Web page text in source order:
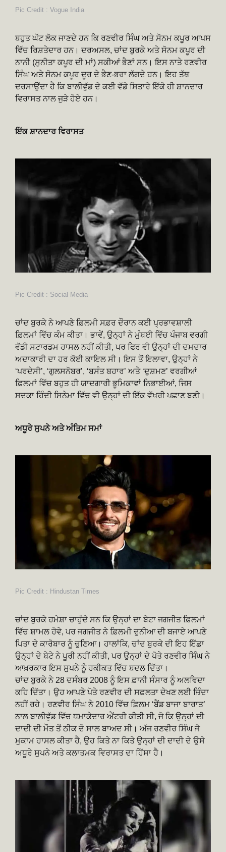
Pic Credit : Vogue India
ਬਹੁਤ ਘੱਟ ਲੋਕ ਜਾਣਦੇ ਹਨ ਕਿ ਰਣਵੀਰ ਸਿੰਘ ਅਤੇ ਸੋਨਮ ਕਪੂਰ ਆਪਸ
ਵਿੱਚ ਰਿਸ਼ਤੇਦਾਰ ਹਨ। ਦਰਅਸਲ, ਚਾਂਦ ਬੁਰਕੇ ਅਤੇ ਸੋਨਮ ਕਪੂਰ ਦੀ
ਨਾਨੀ (ਸੁਨੀਤਾ ਕਪੂਰ ਦੀ ਮਾਂ) ਸਕੀਆਂ ਭੈਣਾਂ ਸਨ। ਇਸ ਨਾਤੇ ਰਣਵੀਰ
ਸਿੰਘ ਅਤੇ ਸੋਨਮ ਕਪੂਰ ਦੂਰ ਦੇ ਭੈਣ-ਭਰਾ ਲੱਗਦੇ ਹਨ। ਇਹ ਤੱਥ
ਦਰਸਾਉਂਦਾ ਹੈ ਕਿ ਬਾਲੀਵੁੱਡ ਦੇ ਕਈ ਵੱਡੇ ਸਿਤਾਰੇ ਇੱਕੋ ਹੀ ਸ਼ਾਨਦਾਰ
ਵਿਰਾਸਤ ਨਾਲ ਜੁੜੇ ਹੋਏ ਹਨ।
ਇੱਕ ਸ਼ਾਨਦਾਰ ਵਿਰਾਸਤ
Pic Credit : Social Media
ਚਾਂਦ ਬੁਰਕੇ ਨੇ ਆਪਣੇ ਫ਼ਿਲਮੀ ਸਫ਼ਰ ਦੌਰਾਨ ਕਈ ਪ੍ਰਭਾਵਸ਼ਾਲੀ
ਫ਼ਿਲਮਾਂ ਵਿੱਚ ਕੰਮ ਕੀਤਾ। ਭਾਵੇਂ, ਉਨ੍ਹਾਂ ਨੇ ਮੁੰਬਈ ਵਿੱਚ ਪੰਜਾਬ ਵਰਗੀ
ਵੱਡੀ ਸਟਾਰਡਮ ਹਾਸਲ ਨਹੀਂ ਕੀਤੀ, ਪਰ ਫਿਰ ਵੀ ਉਨ੍ਹਾਂ ਦੀ ਦਮਦਾਰ
ਅਦਾਕਾਰੀ ਦਾ ਹਰ ਕੋਈ ਕਾਇਲ ਸੀ। ਇਸ ਤੋਂ ਇਲਾਵਾ, ਉਨ੍ਹਾਂ ਨੇ
‘ਪਰਦੇਸੀ’, ‘ਗੁਲਸਨੋਬਰ’, ‘ਬਸੰਤ ਬਹਾਰ’ ਅਤੇ ‘ਦੁਸ਼ਮਣ’ ਵਰਗੀਆਂ
ਫ਼ਿਲਮਾਂ ਵਿੱਚ ਬਹੁਤ ਹੀ ਯਾਦਗਾਰੀ ਭੂਮਿਕਾਵਾਂ ਨਿਭਾਈਆਂ, ਜਿਸ
ਸਦਕਾ ਹਿੰਦੀ ਸਿਨੇਮਾ ਵਿੱਚ ਵੀ ਉਨ੍ਹਾਂ ਦੀ ਇੱਕ ਵੱਖਰੀ ਪਛਾਣ ਬਣੀ।
ਅਧੂਰੇ ਸੁਪਨੇ ਅਤੇ ਅੰਤਿਮ ਸਮਾਂ
Pic Credit : Hindustan Times
ਚਾਂਦ ਬੁਰਕੇ ਹਮੇਸ਼ਾ ਚਾਹੁੰਦੇ ਸਨ ਕਿ ਉਨ੍ਹਾਂ ਦਾ ਬੇਟਾ ਜਗਜੀਤ ਫ਼ਿਲਮਾਂ
ਵਿੱਚ ਸ਼ਾਮਲ ਹੋਵੇ, ਪਰ ਜਗਜੀਤ ਨੇ ਫ਼ਿਲਮੀ ਦੁਨੀਆ ਦੀ ਬਜਾਏ ਆਪਣੇ
ਪਿਤਾ ਦੇ ਕਾਰੋਬਾਰ ਨੂੰ ਚੁਣਿਆ। ਹਾਲਾਂਕਿ, ਚਾਂਦ ਬੁਰਕੇ ਦੀ ਇਹ ਇੱਛਾ
ਉਨ੍ਹਾਂ ਦੇ ਬੇਟੇ ਨੇ ਪੂਰੀ ਨਹੀਂ ਕੀਤੀ, ਪਰ ਉਨ੍ਹਾਂ ਦੇ ਪੋਤੇ ਰਣਵੀਰ ਸਿੰਘ ਨੇ
ਆਖ਼ਰਕਾਰ ਇਸ ਸੁਪਨੇ ਨੂੰ ਹਕੀਕਤ ਵਿੱਚ ਬਦਲ ਦਿੱਤਾ।
ਚਾਂਦ ਬੁਰਕੇ ਨੇ 28 ਦਸੰਬਰ 2008 ਨੂੰ ਇਸ ਫ਼ਾਨੀ ਸੰਸਾਰ ਨੂੰ ਅਲਵਿਦਾ
ਕਹਿ ਦਿੱਤਾ। ਉਹ ਆਪਣੇ ਪੋਤੇ ਰਣਵੀਰ ਦੀ ਸਫ਼ਲਤਾ ਦੇਖਣ ਲਈ ਜ਼ਿੰਦਾ
ਨਹੀਂ ਰਹੇ। ਰਣਵੀਰ ਸਿੰਘ ਨੇ 2010 ਵਿੱਚ ਫ਼ਿਲਮ ‘ਬੈਂਡ ਬਾਜਾ ਬਾਰਾਤ’
ਨਾਲ ਬਾਲੀਵੁੱਡ ਵਿੱਚ ਧਮਾਕੇਦਾਰ ਐਂਟਰੀ ਕੀਤੀ ਸੀ, ਜੋ ਕਿ ਉਨ੍ਹਾਂ ਦੀ
ਦਾਦੀ ਦੀ ਮੌਤ ਤੋਂ ਠੀਕ ਦੋ ਸਾਲ ਬਾਅਦ ਸੀ। ਅੱਜ ਰਣਵੀਰ ਸਿੰਘ ਜੋ
ਮੁਕਾਮ ਹਾਸਲ ਕੀਤਾ ਹੈ, ਉਹ ਕਿਤੇ ਨਾ ਕਿਤੇ ਉਨ੍ਹਾਂ ਦੀ ਦਾਦੀ ਦੇ ਉਸੇ
ਅਧੂਰੇ ਸੁਪਨੇ ਅਤੇ ਕਲਾਤਮਕ ਵਿਰਾਸਤ ਦਾ ਹਿੱਸਾ ਹੈ।